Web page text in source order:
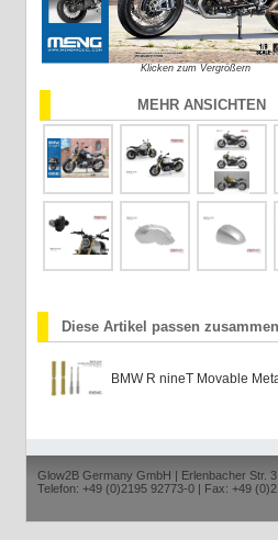
Klicken zum Vergrößern
MEHR ANSICHTEN
Diese Artikel passen zusammen
BMW R nineT Movable
Glow2B Germany GmbH | Erlenbacher Str.
Telefon: +49 (0)2195 92773-0 | Fax: +49